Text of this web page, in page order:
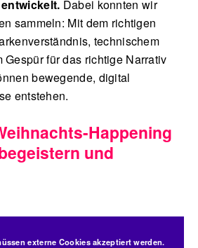
Dabei konnten wir
sammeln: Mit dem richtigen
technischem
Gespür für das richtige Narrativ
bewegende, digital
entstehen.
Happening
und
externe Cookies akzeptiert werden.